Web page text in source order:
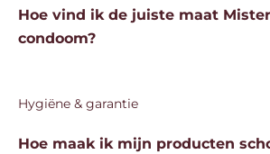
Hoe vind ik de juiste maat
condoom?
Hygiëne & garantie
Hoe maak ik mijn producten